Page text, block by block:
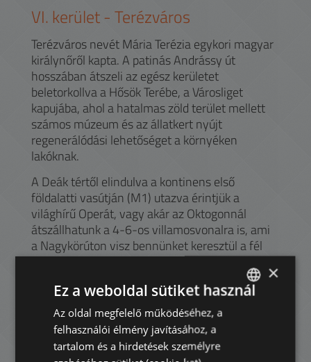
VI. kerület -Terézváros
Terézváros nevét Mária Terézia egykori magyar
királynőről kapta. A patinás Andrássy út
hosszában átszeli az egész kerületet
beletorkollva a Hősök Terébe, a Városliget
kapujába, ahol a hatalmas zöld terület mellett
számos múzeum és az állatkert nyújt
regenerálódási lehetőséget a környéken
lakóknak.
A Deák tértől elindulva a kontinens első
földalatti vasútján (M1) utazva érintjük a
világhírű Operát, vagy akár az Oktogonnál
átszállhatunk a 4-6-os villamosvonalra is, ami
a Nagykörúton visz bennünket keresztül a fél
városon. Az Eiffel által tervezett Nyugati
Pályaudvar mellett található a Westend City
Center, Budapest egyik legnagyobb
bevásárlóközpontja (és egyben irodaház is), ami
üzletekkel, éttermekkel és mozival várja a
kikapcsolódni vágyókat. További éttermek és
kávézók sorakoznak mind az Andrássy úton,
×
Ez a weboldal sütiket használ
Az oldal megfelelő működéséhez, a
felhasználói élmény javításához, a
tartalom és a hirdetések személyre